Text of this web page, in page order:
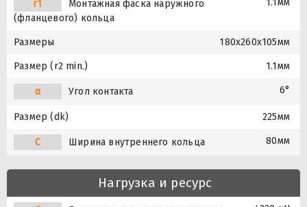
r1
Монтажная фаска наружного
(фланцевого) кольца
Размеры 180x260x105мм
Размер (r2 min.) 1.1мм
α Угол контакта 6°
Размер (dk) 225мм
C Ширина внутреннего кольца 80мм
Нагрузка и ресурс